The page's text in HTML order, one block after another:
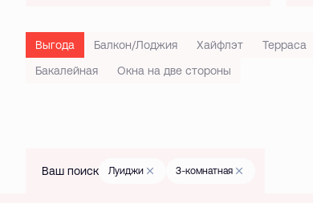
Выгода Балкон/Лоджия Хайфлэт Терраса
Бакалейная
Окна на две стороны
Ваш поиск Луиджи 3-комнатная